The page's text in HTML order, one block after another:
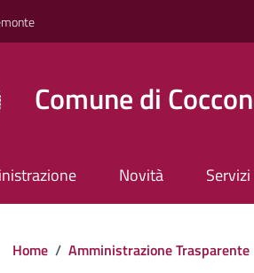
Comune di
Novità Servizi
Home / Amministrazione Trasparente